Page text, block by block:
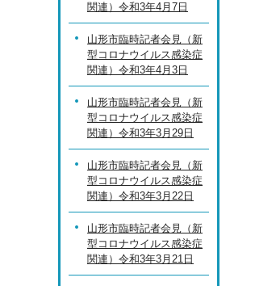
関連）令和3年4月7日
山形市臨時記者会見（新
型コロナウイルス感染症
関連）令和3年4月3日
山形市臨時記者会見（新
型コロナウイルス感染症
関連）令和3年3月29日
山形市臨時記者会見（新
型コロナウイルス感染症
関連）令和3年3月22日
山形市臨時記者会見（新
型コロナウイルス感染症
関連）令和3年3月21日